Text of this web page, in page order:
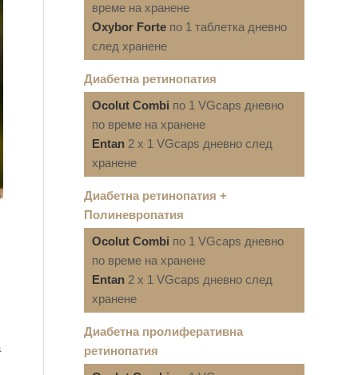
време на хранене
Oxybor Forte по 1 таблетка дневно
след хранене
Диабетна ретинопатия
Ocolut Combi по 1 VGcaps дневно
по време на хранене
Entan 2 x 1 VGcaps дневно след
хранене
Диабетна ретинопатия +
Полиневропатия
Ocolut Combi по 1 VGcaps дневно
по време на хранене
Entan 2 x 1 VGcaps дневно след
хранене
Диабетна пролиферативна
ретинопатия